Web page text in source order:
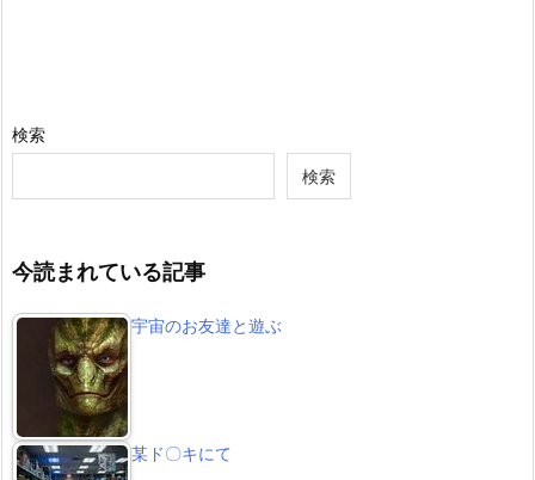
検索
検索
今読まれている記事
宇宙のお友達と遊ぶ
某ド〇キにて